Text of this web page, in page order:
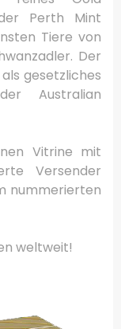
Perth Mint
Tiere von
Der
gesetzliches
Australian
Vitrine mit
Versender
nummerierten
weltweit!